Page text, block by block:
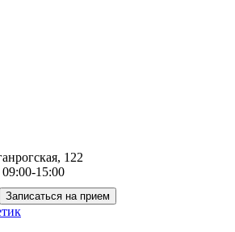
122
15:00
Записаться на прием